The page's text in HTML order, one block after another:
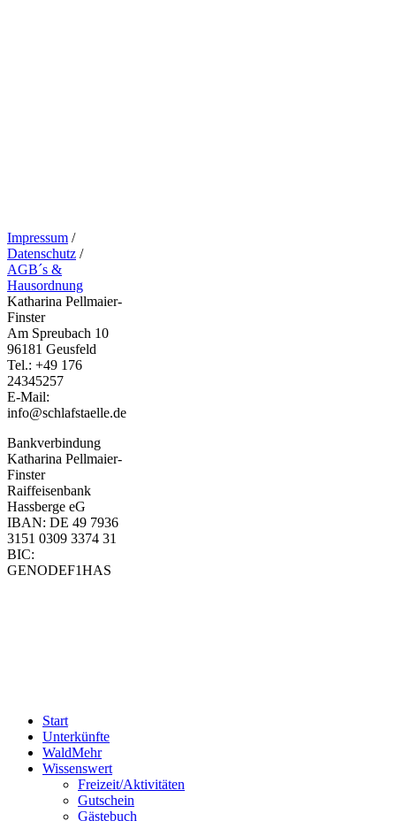
Impressum /
Datenschutz /
AGB´s &
Hausordnung
Katharina Pellmaier-
Finster
Am Spreubach 10
96181 Geusfeld
Tel.: +49 176
24345257
E-Mail:
info@schlafstaelle.de
Bankverbindung
Katharina Pellmaier-
Finster
Raiffeisenbank
Hassberge eG
IBAN: DE 49 7936
3151 0309 3374 31
BIC:
GENODEF1HAS
Start
Unterkünfte
WaldMehr
Wissenswert
Freizeit/Aktivitäten
Gutschein
Gästebuch